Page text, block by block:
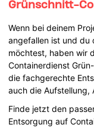
Grünschnitt-
Wenn bei deinem
angefallen ist und du
möchtest, haben wir
Containerdienst
die fachgerechte
auch die Aufstellung,
Finde jetzt den
Entsorgung auf